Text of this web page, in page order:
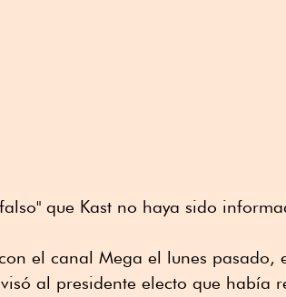
que Kast no haya sido
el canal Mega el lunes
al presidente electo que había